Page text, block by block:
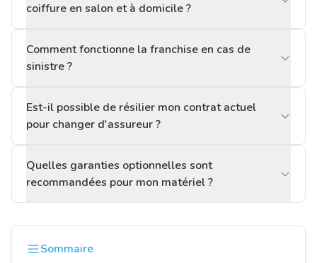
coiffure en salon et à domicile ?
Comment fonctionne la franchise en cas de
sinistre ?
Est-il possible de résilier mon contrat actuel
pour changer d'assureur ?
Quelles garanties optionnelles sont
recommandées pour mon matériel ?
Sommaire